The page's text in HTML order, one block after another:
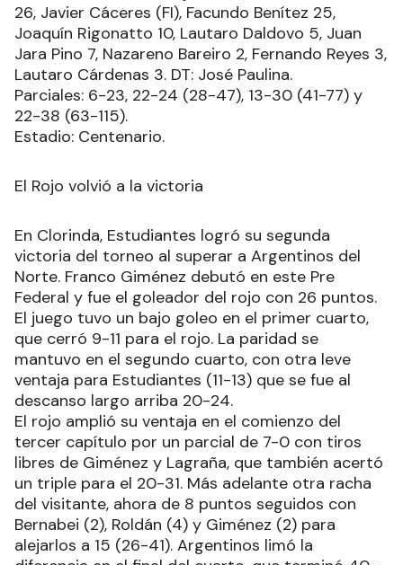
26, Javier Cáceres (FI), Facundo Benítez 25,
Joaquín Rigonatto 10, Lautaro Daldovo 5, Juan
Jara Pino 7, Nazareno Bareiro 2, Fernando Reyes 3,
Lautaro Cárdenas 3. DT: José Paulina.
Parciales: 6-23, 22-24 (28-47), 13-30 (41-77) y
22-38 (63-115).
Estadio: Centenario.
El Rojo volvió a la victoria
En Clorinda, Estudiantes logró su segunda
victoria del torneo al superar a Argentinos del
Norte. Franco Giménez debutó en este Pre
Federal y fue el goleador del rojo con 26 puntos.
El juego tuvo un bajo goleo en el primer cuarto,
que cerró 9-11 para el rojo. La paridad se
mantuvo en el segundo cuarto, con otra leve
ventaja para Estudiantes (11-13) que se fue al
descanso largo arriba 20-24.
El rojo amplió su ventaja en el comienzo del
tercer capítulo por un parcial de 7-0 con tiros
libres de Giménez y Lagraña, que también acertó
un triple para el 20-31. Más adelante otra racha
del visitante, ahora de 8 puntos seguidos con
Bernabei (2), Roldán (4) y Giménez (2) para
alejarlos a 15 (26-41). Argentinos limó la